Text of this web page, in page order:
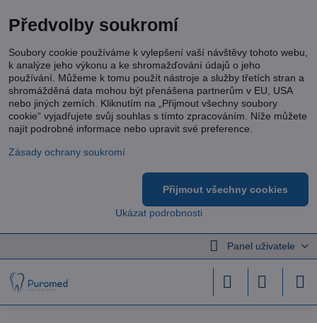
Panel uživatele
Předvolby soukromí
Soubory cookie používáme k vylepšení vaší návštěvy tohoto webu,
k analýze jeho výkonu a ke shromažďování údajů o jeho
používání. Můžeme k tomu použít nástroje a služby třetích stran a
shromážděná data mohou být přenášena partnerům v EU, USA
nebo jiných zemích. Kliknutím na „Přijmout všechny soubory
cookie“ vyjadřujete svůj souhlas s tímto zpracováním. Níže můžete
najít podrobné informace nebo upravit své preference.
Zásady ochrany soukromí
Ukázat podrobnosti
Přijmout všechny cookies